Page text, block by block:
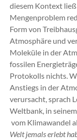
diesem Kontext
Mengenproblem
Form von
Atmosphäre und
Moleküle in der
fossilen
Protokolls nichts.
Anstiegs in der
verursacht, sprach
Weltbank, in
vom Klimawandel
Welt jemals erlebt